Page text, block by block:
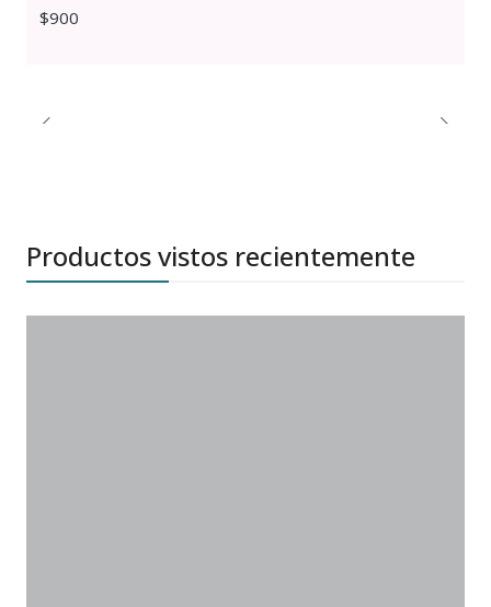
$900
Productos vistos recientemente